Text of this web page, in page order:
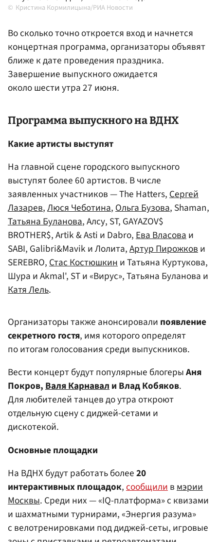
Кристина Кормилицына/РИА Новости
Во сколько точно откроется вход и начнется
концертная программа, организаторы объявят
ближе к дате проведения праздника.
Завершение выпускного ожидается
около шести утра 27 июня.
Программа выпускного на ВДНХ
Какие артисты выступят
На главной сцене городского выпускного
выступят более 60 артистов. В числе
заявленных участников — The Hatters,Сергей
Лазарев,Люся Чеботина,Ольга Бузова, Shaman,
Татьяна Буланова, Алсу, ST, GAYAZOV$
BROTHER$, Artik & Asti и Dabro,Ева Власоваи
SABI, Galibri&Mavik и Лолита,Артур Пирожкови
SEREBRO,Стас Костюшкини Татьяна Куртукова,
Шура и Akmal', ST и «Вирус», Татьяна Буланова и
Катя Лель.
Организаторы также анонсировали появление
секретного гостя, имя которого определят
по итогам голосования среди выпускников.
Вести концерт будут популярные блогерыАня
Покров,Валя Карнавали Влад Кобяков.
Для любителей танцев до утра откроют
отдельную сцену с диджей-сетами и
дискотекой.
Основные площадки
На ВДНХ будут работать более20
интерактивных площадок,сообщиливмэрии
Москвы. Среди них — «IQ-платформа» с квизами
и шахматными турнирами, «Энергия разума»
с велотренировками под диджей-сеты, игровые